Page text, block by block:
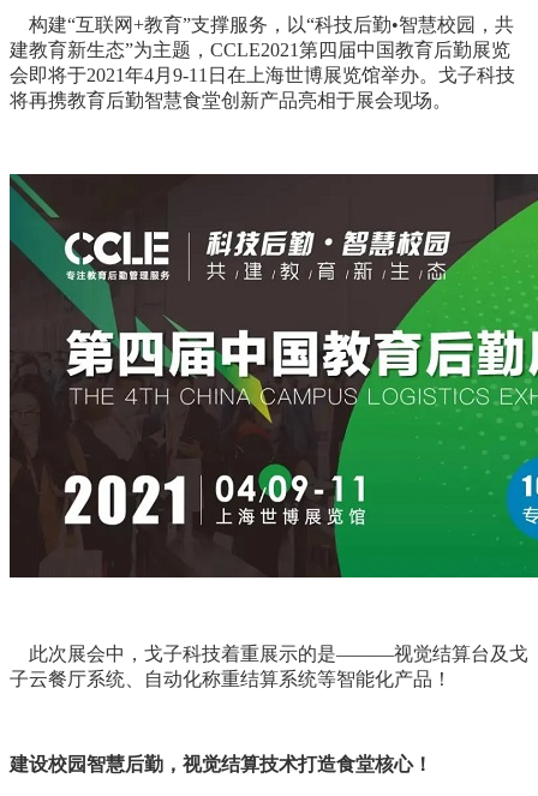
构建“互联网+教育”支撑服务，以“科技后勤•智慧校园，共
建教育新生态”为主题，CCLE2021第四届中国教育后勤展览
会即将于2021年4月9-11日在上海世博展览馆举办。戈子科技
将再携教育后勤智慧食堂创新产品亮相于展会现场。
此次展会中，戈子科技着重展示的是———视觉结算台及戈
子云餐厅系统、自动化称重结算系统等智能化产品！
建设校园智慧后勤，视觉结算技术打造食堂核心！